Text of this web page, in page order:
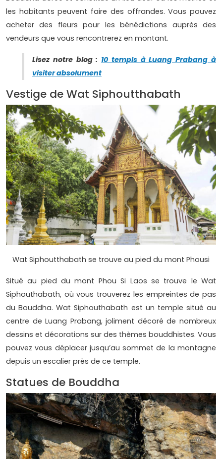
les habitants peuvent faire des offrandes. Vous pouvez
acheter des fleurs pour les bénédictions auprès des
vendeurs que vous rencontrerez en montant.
Lisez notre blog : 10 templs à Luang Prabang à
visiter absolument
Vestige de Wat Siphoutthabath
Wat Siphoutthabath se trouve au pied du mont Phousi
Situé au pied du mont Phou Si Laos se trouve le Wat
Siphouthabath, où vous trouverez les empreintes de pas
du Bouddha. Wat Siphouthabath est un temple situé au
centre de Luang Prabang, joliment décoré de nombreux
dessins et décorations sur des thèmes bouddhistes. Vous
pouvez vous déplacer jusqu’au sommet de la montagne
depuis un escalier près de ce temple.
Statues de Bouddha